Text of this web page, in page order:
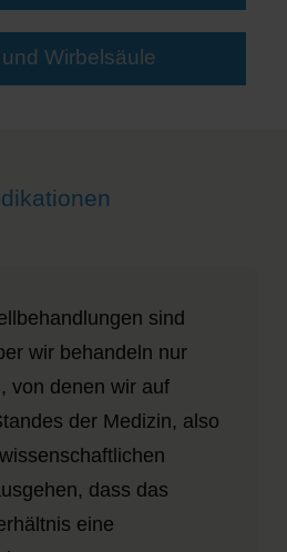
Wirbelsäule
sind
wir behandeln nur
von denen wir auf
der Medizin, also
dass das
eine